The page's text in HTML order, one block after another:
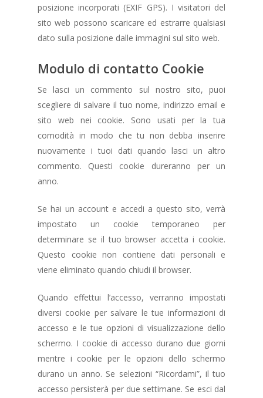
posizione incorporati (EXIF GPS). I visitatori del
sito web possono scaricare ed estrarre qualsiasi
dato sulla posizione dalle immagini sul sito web.
Modulo di contatto Cookie
Se lasci un commento sul nostro sito, puoi
scegliere di salvare il tuo nome, indirizzo email e
sito web nei cookie. Sono usati per la tua
comodità in modo che tu non debba inserire
nuovamente i tuoi dati quando lasci un altro
commento. Questi cookie dureranno per un
anno.
Se hai un account e accedi a questo sito, verrà
impostato un cookie temporaneo per
determinare se il tuo browser accetta i cookie.
Questo cookie non contiene dati personali e
viene eliminato quando chiudi il browser.
Quando effettui l’accesso, verranno impostati
diversi cookie per salvare le tue informazioni di
accesso e le tue opzioni di visualizzazione dello
schermo. I cookie di accesso durano due giorni
mentre i cookie per le opzioni dello schermo
durano un anno. Se selezioni “Ricordami”, il tuo
accesso persisterà per due settimane. Se esci dal